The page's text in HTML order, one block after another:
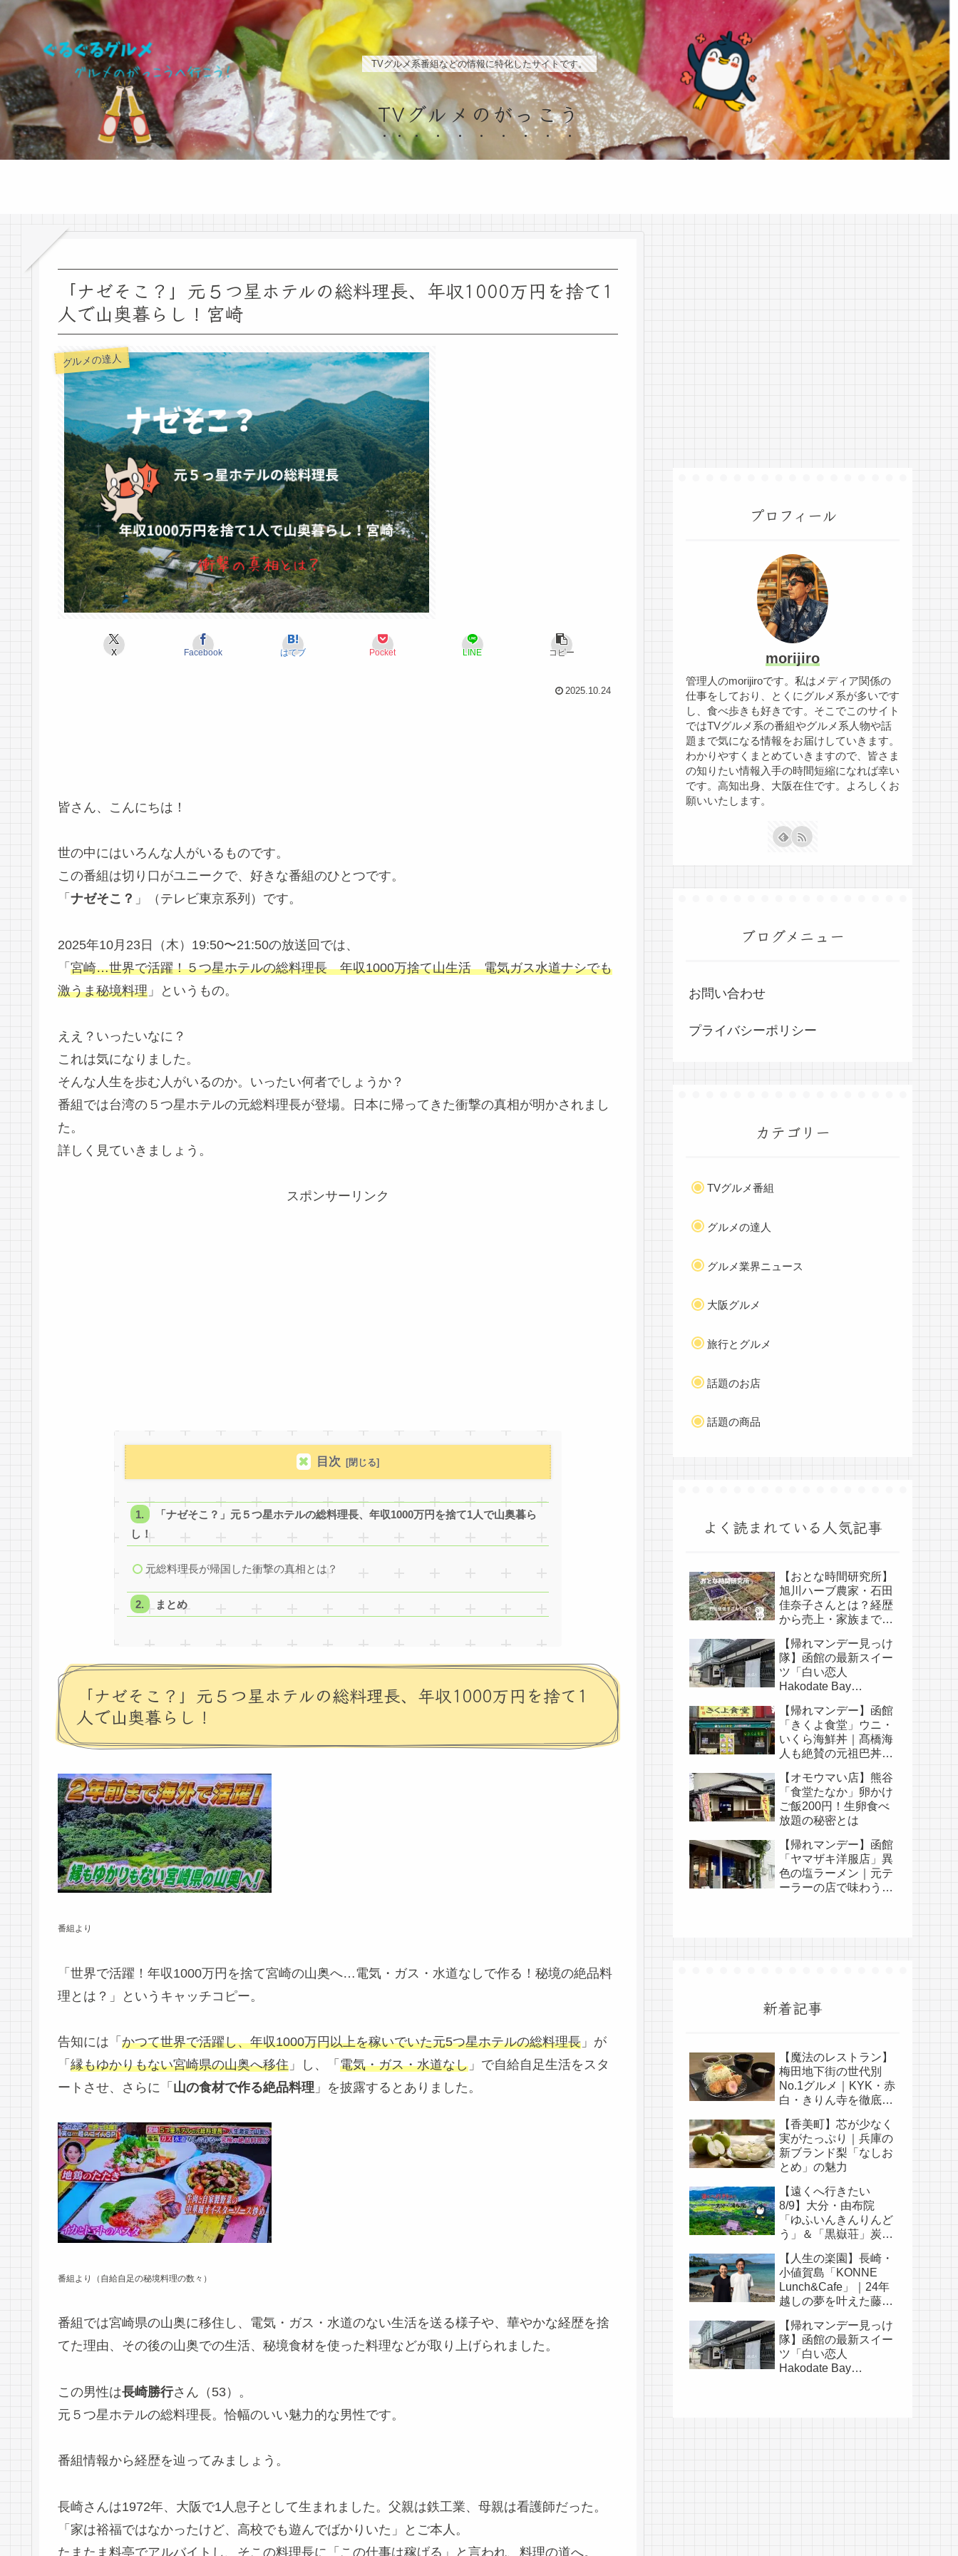
TVグルメ系番組などの情報に特化したサイトです。
TVグルメのがっこう
「ナゼそこ？」元５つ星ホテルの総料理長、年収1000万円を捨て1
人で山奥暮らし！宮崎
グルメの達人
X Facebook はてブ Pocket LINE コピー
2025.10.24
皆さん、こんにちは！
世の中にはいろんな人がいるものです。
この番組は切り口がユニークで、好きな番組のひとつです。
「 ナゼそこ？ 」（テレビ東京系列）です。
2025年10月23日（木）19:50〜21:50の放送回では、
「 宮崎…世界で活躍！５つ星ホテルの総料理長 年収1000万捨て山生活 電気ガス水道ナシでも
激うま秘境料理 」というもの。
ええ？いったいなに？
これは気になりました。
そんな人生を歩む人がいるのか。いったい何者でしょうか？
番組では台湾の５つ星ホテルの元総料理長が登場。日本に帰ってきた衝撃の真相が明かされまし
た。
詳しく見ていきましょう。
スポンサーリンク
目次
「ナゼそこ？」元５つ星ホテルの総料理長、年収1000万円を捨て1人で山奥暮ら
し！
元総料理長が帰国した衝撃の真相とは？
まとめ
「ナゼそこ？」元５つ星ホテルの総料理長、年収1000万円を捨て1
人で山奥暮らし！
番組より
「世界で活躍！年収1000万円を捨て宮崎の山奥へ…電気・ガス・水道なしで作る！秘境の絶品料
理とは？」というキャッチコピー。
告知には「 かつて世界で活躍し、年収1000万円以上を稼いでいた元5つ星ホテルの総料理長 」が
「 縁もゆかりもない宮崎県の山奥へ移住 」し、「 電気・ガス・水道なし 」で自給自足生活をスタ
ートさせ、さらに「 山の食材で作る絶品料理 」を披露するとありました。
番組より（自給自足の秘境料理の数々）
番組では宮崎県の山奥に移住し、電気・ガス・水道のない生活を送る様子や、華やかな経歴を捨
てた理由、その後の山奥での生活、秘境食材を使った料理などが取り上げられました。
この男性は長崎勝行さん（53）。
元５つ星ホテルの総料理長。恰幅のいい魅力的な男性です。
番組情報から経歴を辿ってみましょう。
長崎さんは1972年、大阪で1人息子として生まれました。父親は鉄工業、母親は看護師だった。
「家は裕福ではなかったけど、高校でも遊んでばかりいた」とご本人。
たまたま料亭でアルバイトし、そこの料理長に「この仕事は稼げる」と言われ、料理の道へ。
プロフィール
morijiro
管理人のmorijiroです。私はメディア関係の
仕事をしており、とくにグルメ系が多いです
し、食べ歩きも好きです。そこでこのサイト
ではTVグルメ系の番組やグルメ系人物や話
題まで気になる情報をお届けしていきます。
わかりやすくまとめていきますので、皆さま
の知りたい情報入手の時間短縮になれば幸い
です。高知出身、大阪在住です。よろしくお
願いいたします。
ブログメニュー
お問い合わせ
プライバシーポリシー
カテゴリー
TVグルメ番組
グルメの達人
グルメ業界ニュース
大阪グルメ
旅行とグルメ
話題のお店
話題の商品
よく読まれている人気記事
【おとな時間研究所】
旭川ハーブ農家・石田
佳奈子さんとは？経歴
から売上・家族まで徹
【帰れマンデー見っけ
隊】函館の最新スイー
ツ「白い恋人
Hakodate Bay
ュー・口コミ・白い恋
人の歴史まとめ
【帰れマンデー】函館
「きくよ食堂」ウニ・
いくら海鮮丼｜髙橋海
人も絶賛の元祖巴丼と
【オモウマい店】熊谷
「食堂たなか」卵かけ
ご飯200円！生卵食べ
放題の秘密とは
【帰れマンデー】函館
「ヤマザキ洋服店」異
色の塩ラーメン｜元テ
ーラーの店で味わう貝
新着記事
【魔法のレストラン】
梅田地下街の世代別
No.1グルメ｜KYK・赤
白・きりん寺を徹底比
【香美町】芯が少なく
実がたっぷり｜兵庫の
新ブランド梨「なしお
とめ」の魅力
【遠くへ行きたい
8/9】大分・由布院
「ゆふいんきんりんど
う」＆「黒嶽荘」炭酸
【人生の楽園】長崎・
小値賀島「KONNE
Lunch&Cafe」｜24年
越しの夢を叶えた藤田
【帰れマンデー見っけ
隊】函館の最新スイー
ツ「白い恋人
Hakodate Bay